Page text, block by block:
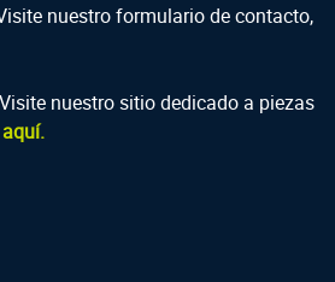
nuestro formulario de contacto,
Visite nuestro sitio dedicado a piezas